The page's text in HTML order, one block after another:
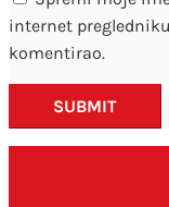
internet
komentirao.
SUBMIT